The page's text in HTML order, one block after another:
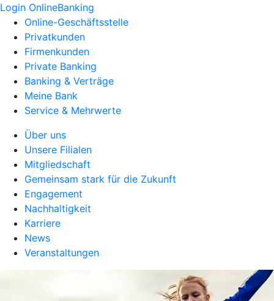
Login OnlineBanking
Online-Geschäftsstelle
Privatkunden
Firmenkunden
Private Banking
Banking & Verträge
Meine Bank
Service & Mehrwerte
Über uns
Unsere Filialen
Mitgliedschaft
Gemeinsam stark für die Zukunft
Engagement
Nachhaltigkeit
Karriere
News
Veranstaltungen